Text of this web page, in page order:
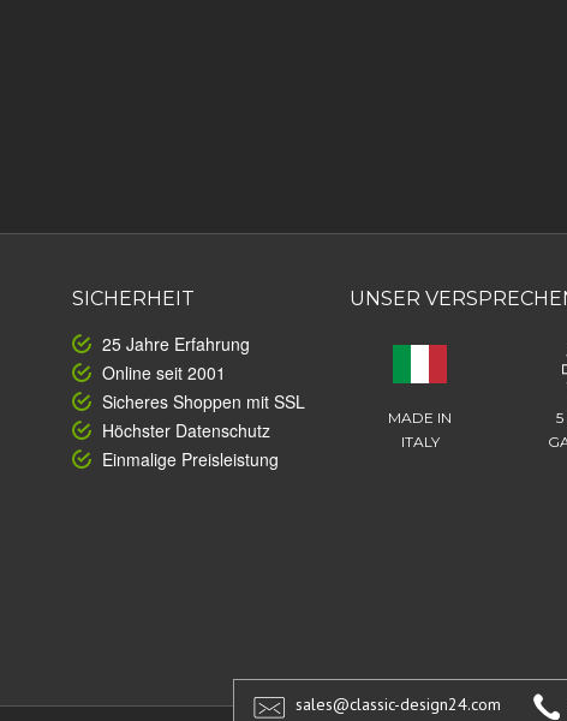
SICHERHEIT
25 Jahre Erfahrung
Online seit 2001
Sicheres Shoppen mit SSL
Höchster Datenschutz
Einmalige Preisleistung
UNSER
MADE IN
ITALY
sales@classic-design24.com